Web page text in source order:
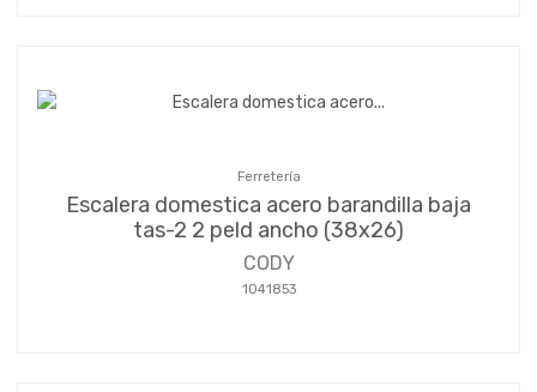
Ferretería
Escalera domestica acero barandilla baja
tas-2 2 peld ancho (38x26)
CODY
1041853